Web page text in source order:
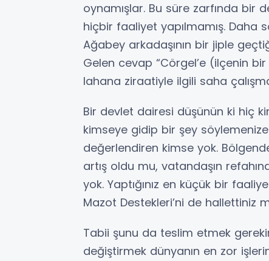
oynamışlar. Bu süre zarfında
hiçbir faaliyet yapılmamış. Daha
Ağabey arkadaşının bir jiple
Gelen cevap “Cörgel’e (ilçenin
lahana ziraatiyle ilgili saha
Bir devlet dairesi düşünün ki hiç
kimseye gidip bir şey söylemenize
değerlendiren kimse yok.
artış oldu mu, vatandaşın
yok. Yaptığınız en küçük bir
Mazot Destekleri’ni de hallettiniz
Tabii şunu da teslim etmek gerekir
değiştirmek dünyanın en zor